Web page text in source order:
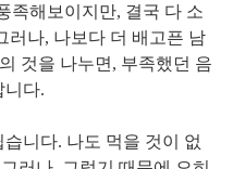
족해보이지만, 결국 다 소
러나, 나보다 더 배고픈 남
것을 나누면, 부족했던 음
니다.
니다. 나도 먹을 것이 없